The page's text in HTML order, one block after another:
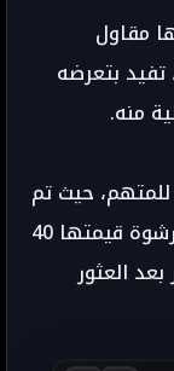
مقاول
تفيد بتعرضه
منه.
حيث تم
توقيفه في مدينة الرباط متلبسا بتلقي رشوة قيمتها 40
العثور